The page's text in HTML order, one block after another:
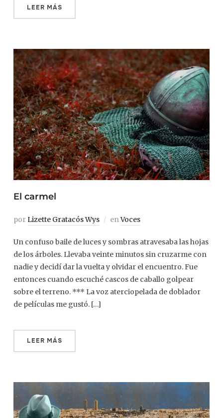
LEER MÁS
El carmel
porLizette Gratacós Wys enVoces
Un confuso baile de luces y sombras atravesaba las hojas
de los árboles. Llevaba veinte minutos sin cruzarme con
nadie y decidí dar la vuelta y olvidar el encuentro. Fue
entonces cuando escuché cascos de caballo golpear
sobre el terreno. *** La voz aterciopelada de doblador
de películas me gustó. […]
LEER MÁS